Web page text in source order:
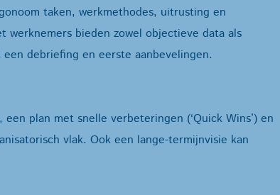
taken, werkmethodes, uitrusting en
werknemers bieden zowel objectieve data als
debriefing en eerste aanbevelingen.
plan met snelle verbeteringen (‘Quick Wins’) en
vlak. Ook een lange-termijnvisie kan